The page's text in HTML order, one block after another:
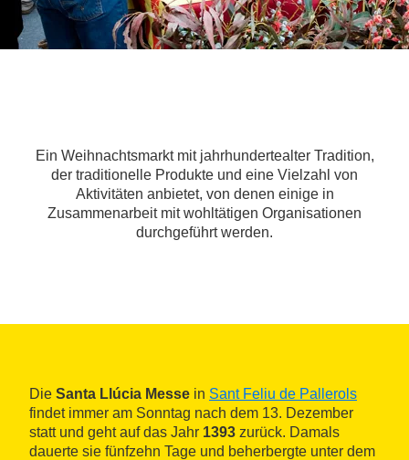
Ein Weihnachtsmarkt mit jahrhundertealter Tradition,
der traditionelle Produkte und eine Vielzahl von
Aktivitäten anbietet, von denen einige in
Zusammenarbeit mit wohltätigen Organisationen
durchgeführt werden.
Die Santa Llúcia Messe in Sant Feliu de Pallerols
findet immer am Sonntag nach dem 13. Dezember
statt und geht auf das Jahr 1393 zurück. Damals
dauerte sie fünfzehn Tage und beherbergte unter dem